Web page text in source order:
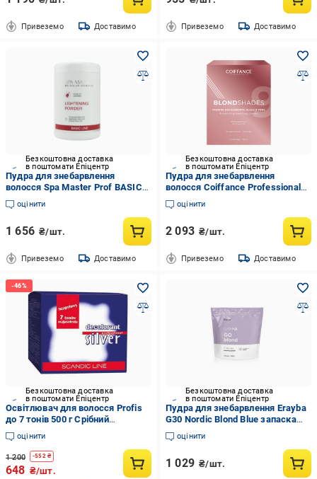
Привеземо Доставимо Привеземо Доставимо
Безкоштовна доставка
в поштомати Епіцентр
Пудра для знебарвлення
волосся Spa Master Prof BASIC
LINE 163 SM 900 мл
оцінити
1 656 ₴/шт.
Привеземо Доставимо
Безкоштовна доставка
в поштомати Епіцентр
Пудра для знебарвлення
волосся Coiffance Professional
Blondshades 9 Levels Blue
Bleaching Powder 500 г
оцінити
2 093 ₴/шт.
Привеземо Доставимо
Безкоштовна доставка
в поштомати Епіцентр
Освітлювач для волосся Profis
до 7 тонів 500 г Срібний
(2527221490)
оцінити
1 200 -552₴
648 ₴/шт.
Безкоштовна доставка
в поштомати Епіцентр
Пудра для знебарвлення Erayba
G30 Nordic Blond Blue запаска
500 г
оцінити
1 029 ₴/шт.